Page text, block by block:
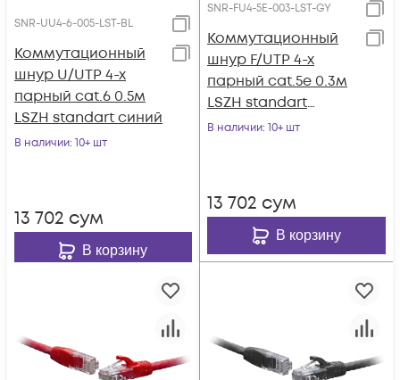
SNR-UU4-6-005-LST-BL
Коммутационный
шнур U/UTP 4-х
парный cat.6 0.5м
LSZH standart синий
В наличии: 10+ шт
13 702 сум
В корзину
SNR-FU4-5E-003-LST-GY
Коммутационный
шнур F/UTP 4-х
парный cat.5e 0.3м
LSZH standart
серый
В наличии: 10+ шт
13 702 сум
В корзину